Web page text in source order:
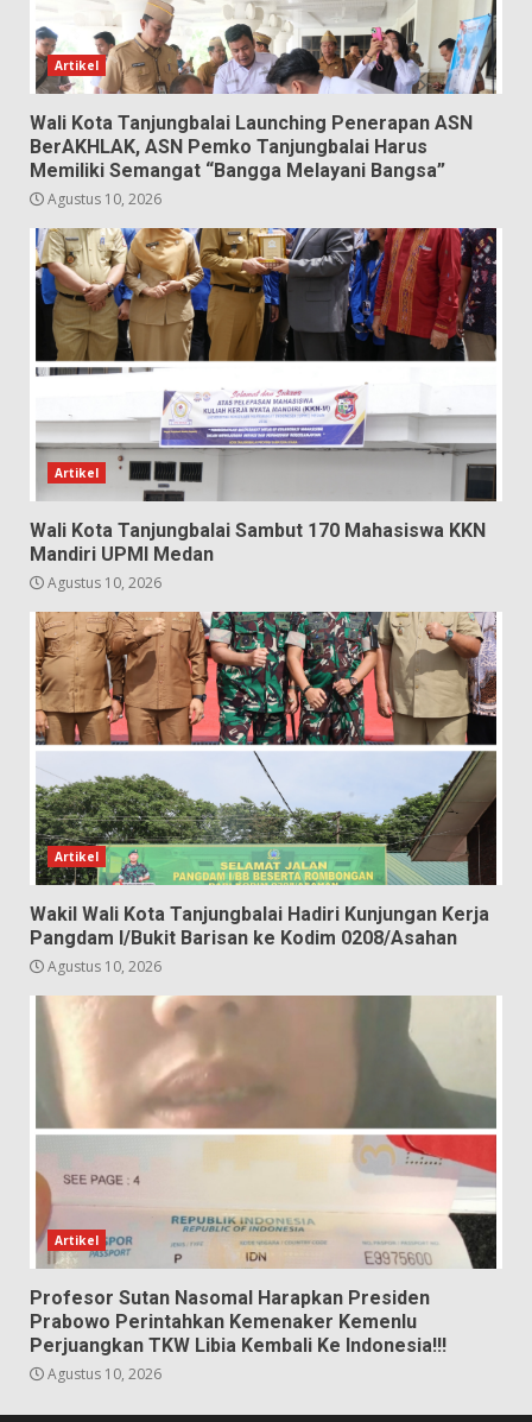
Artikel
Wali Kota Tanjungbalai Launching Penerapan ASN
BerAKHLAK, ASN Pemko Tanjungbalai Harus
Memiliki Semangat “Bangga Melayani Bangsa”
Agustus 10, 2026
Artikel
Wali Kota Tanjungbalai Sambut 170 Mahasiswa KKN
Mandiri UPMI Medan
Agustus 10, 2026
Artikel
Wakil Wali Kota Tanjungbalai Hadiri Kunjungan Kerja
Pangdam I/Bukit Barisan ke Kodim 0208/Asahan
Agustus 10, 2026
Artikel
Profesor Sutan Nasomal Harapkan Presiden
Prabowo Perintahkan Kemenaker Kemenlu
Perjuangkan TKW Libia Kembali Ke Indonesia!!!
Agustus 10, 2026